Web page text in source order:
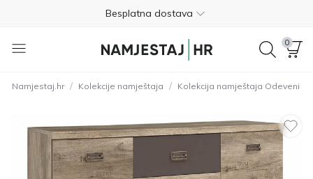
Besplatna dostava
Nije potrebno plaćanje unaprijed
01 8000 383
4.8
Besplatna dostava
Nije potrebno plaćanje unaprijed
0
Namjestaj.hr / Kolekcije namještaja / Kolekcija namještaja Odeveni